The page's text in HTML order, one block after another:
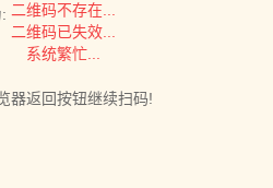
二维码不存在...
二维码已失效...
系统繁忙...
器返回按钮继续扫码!